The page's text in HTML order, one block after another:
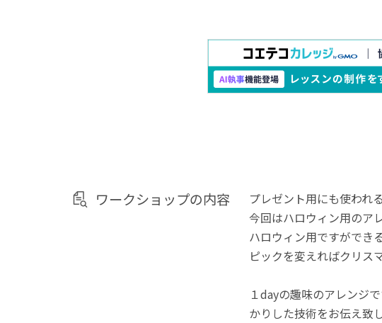
ワークショップの内容
プレゼント用にも使われ
今回はハロウィン用のア
ハロウィン用ですができ
ピックを変えればクリス
１dayの趣味のアレンジ
かりした技術をお伝え致